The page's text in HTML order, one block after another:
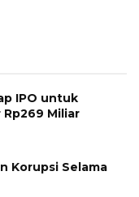
IPO untuk
Miliar
Korupsi Selama